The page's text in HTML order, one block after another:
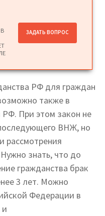
ЗАДАТЬ ВОПРОС
РФ для граждан
также в
РФ. При этом закон не
ВНЖ, но
рассмотрения
знать, что до
гражданства брак
3 лет. Можно
Федерации в